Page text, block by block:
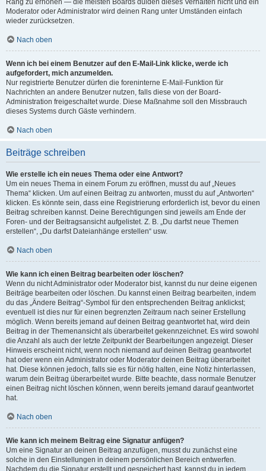
Rang zu erhöhen — die meisten Boards dulden dieses Verhalten nicht und ein
Moderator oder Administrator wird deinen Rang unter Umständen einfach
wieder zurücksetzen.
Nach oben
Wenn ich bei einem Benutzer auf den E-Mail-Link klicke, werde ich
aufgefordert, mich anzumelden.
Nur registrierte Benutzer dürfen die foreninterne E-Mail-Funktion für
Nachrichten an andere Benutzer nutzen, falls diese von der Board-
Administration freigeschaltet wurde. Diese Maßnahme soll den Missbrauch
dieses Systems durch Gäste verhindern.
Nach oben
Beiträge schreiben
Wie erstelle ich ein neues Thema oder eine Antwort?
Um ein neues Thema in einem Forum zu eröffnen, musst du auf „Neues
Thema“ klicken. Um auf einen Beitrag zu antworten, musst du auf „Antworten“
klicken. Es könnte sein, dass eine Registrierung erforderlich ist, bevor du einen
Beitrag schreiben kannst. Deine Berechtigungen sind jeweils am Ende der
Foren- und der Beitragsansicht aufgelistet. Z. B. „Du darfst neue Themen
erstellen“, „Du darfst Dateianhänge erstellen“ usw.
Nach oben
Wie kann ich einen Beitrag bearbeiten oder löschen?
Wenn du nicht Administrator oder Moderator bist, kannst du nur deine eigenen
Beiträge bearbeiten oder löschen. Du kannst einen Beitrag bearbeiten, indem
du das „Ändere Beitrag“-Symbol für den entsprechenden Beitrag anklickst;
eventuell ist dies nur für einen begrenzten Zeitraum nach seiner Erstellung
möglich. Wenn bereits jemand auf deinen Beitrag geantwortet hat, wird dein
Beitrag in der Themenansicht als überarbeitet gekennzeichnet. Es wird sowohl
die Anzahl als auch der letzte Zeitpunkt der Bearbeitungen angezeigt. Dieser
Hinweis erscheint nicht, wenn noch niemand auf deinen Beitrag geantwortet
hat oder wenn ein Administrator oder Moderator deinen Beitrag überarbeitet
hat. Diese können jedoch, falls sie es für nötig halten, eine Notiz hinterlassen,
warum dein Beitrag überarbeitet wurde. Bitte beachte, dass normale Benutzer
einen Beitrag nicht löschen können, wenn bereits jemand darauf geantwortet
hat.
Nach oben
Wie kann ich meinem Beitrag eine Signatur anfügen?
Um eine Signatur an deinen Beitrag anzufügen, musst du zunächst eine
solche in den Einstellungen in deinem persönlichen Bereich entwerfen.
Nachdem du die Signatur erstellt und gespeichert hast, kannst du in jedem